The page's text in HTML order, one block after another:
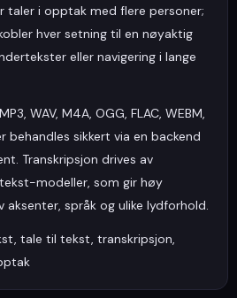
taler i opptak med flere personer;
hver setning til en nøyaktig
eller navigering i lange
WAV, M4A, OGG, FLAC, WEBM,
behandles sikkert via en backend
Transkripsjon drives av
modeller, som gir høy
språk og ulike lydforhold.
tale til tekst, transkripsjon,